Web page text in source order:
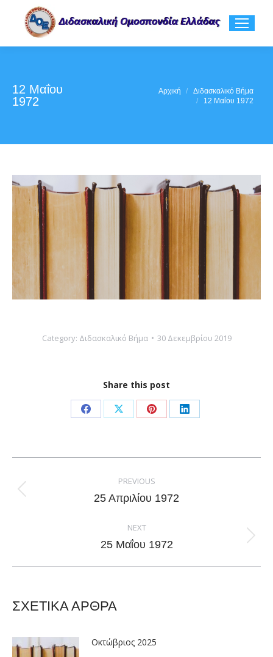
12 Μαΐου
1972
Αρχική
Διδασκαλικό Βήμα
12 Μαΐου 1972
Category: Διδασκαλικό Βήμα 30 Δεκεμβρίου 2019
Share this post
Share
Facebook
Share
X
Share
Pinterest
Share
LinkedIn
navigation
PREVIOUS
Previous
25 Απριλίου 1972
NEXT
Next
25 Μαΐου 1972
ΣΧΕΤΙΚΑ ΑΡΘΡΑ
Οκτώβριος 2025